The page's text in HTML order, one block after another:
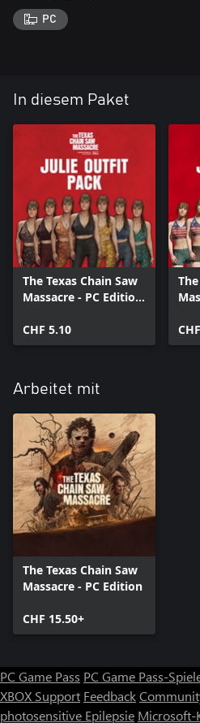
PC
In diesem Paket
The Texas Chain Saw
Massacre - PC Edition
CHF 5.10
Arbeitet mit
The Texas Chain Saw
Massacre - PC Edition
CHF 15.50+
PC Game Pass PC Game Pass-
XBOX Support Feedback
photosensitive Epilepsie Microsoft-